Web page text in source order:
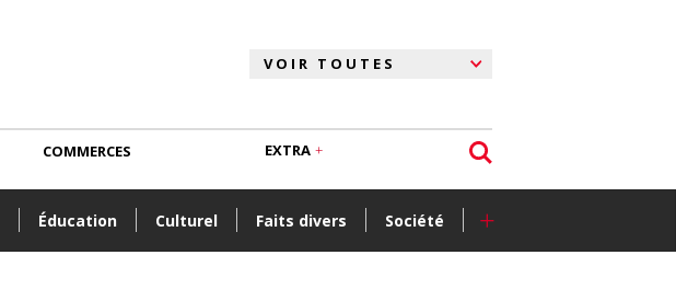
Éducation Culturel Faits divers Société +
COMMERCES EXTRA